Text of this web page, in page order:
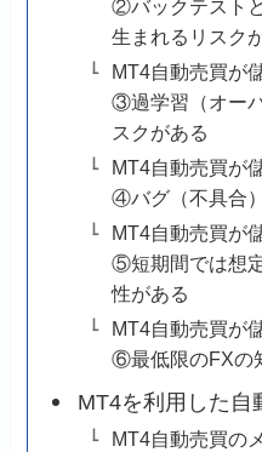
②バックテスト
生まれるリスク
MT4自動売買が
③過学習（オー
スクがある
MT4自動売買が
④バグ（不具合
MT4自動売買が
⑤短期間では想
性がある
MT4自動売買が
⑥最低限のFXの
MT4を利用した自
MT4自動売買の